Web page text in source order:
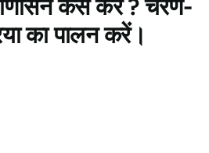
कैसे करें ? चरण-
का पालन करें।